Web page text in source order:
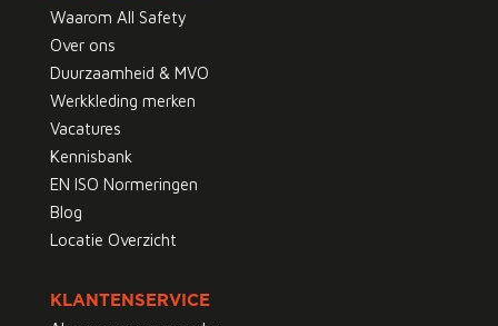
Waarom All Safety
Over ons
Duurzaamheid & MVO
Werkkleding merken
Vacatures
Kennisbank
EN ISO Normeringen
Blog
Locatie Overzicht
KLANTENSERVICE